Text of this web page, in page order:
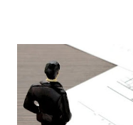
con più di 65 anni
come indicato per
per la social card
sapesse, tutto è